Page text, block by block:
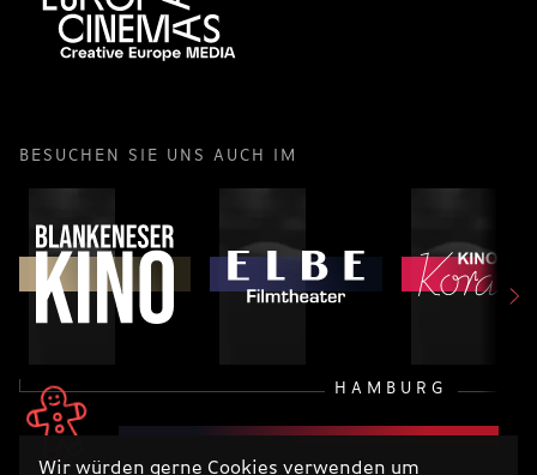
Wir würden gerne Cookies verwenden um
BESUCHEN SIE UNS AUCH IM
HAMBURG